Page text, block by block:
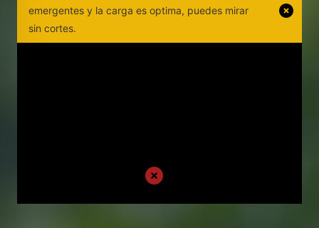
emergentes y la carga es optima, puedes mirar
sin cortes.